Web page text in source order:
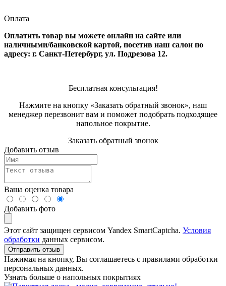
Оплата
Оплатить товар вы можете онлайн на сайте или
наличными/банковской картой, посетив наш салон по
адресу: г. Санкт-Петербург, ул. Подрезова 12.
Бесплатная консультация!
Нажмите на кнопку «Заказать обратный звонок», наш
менеджер перезвонит вам и поможет подобрать подходящее
напольное покрытие.
Заказать обратный звонок
Добавить отзыв
Ваша оценка товара
Добавить фото
Этот сайт защищен сервисом Yandex SmartCaptcha. Условия
обработки данных сервисом.
Отправить отзыв
Нажимая на кнопку, Вы соглашаетесь с правилами обработки
персональных данных.
Узнать больше о напольных покрытиях